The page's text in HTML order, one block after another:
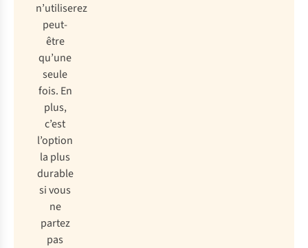
n’utiliserez
peut-
être
qu’une
seule
fois. En
plus,
c’est
l’option
la plus
durable
si vous
ne
partez
pas